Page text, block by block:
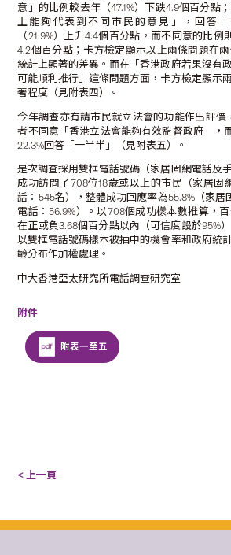
意」的比例較去年（47.1%）下跌4.9個百分點
上能夠代表到不同市民的意見」，回答
（21.9%）上升4.4個百分點，而不同意的比例
4.2個百分點；卡方檢定顯示以上兩條問題在
統計上顯著的差異。而在「香港政府若果沒有
可能順利推行」這條問題方面，卡方檢定顯示
著程度（見附表四）。
今年調查亦有請市民就立法會的功能作出評價
者不同意「香港立法會能夠有效監督政府」，
22.3%回答「一半半」（見附表五）。
是次調查採用雙框電話號碼（家居固網電話及
成功訪問了708位18歲或以上的市民（家居固
話：545名），整體成功回應率為55.8%（家居
電話：56.9%）。以708個成功樣本數推算，
在正或負3.68個百分點以內（可信度設於95%
以雙框電話號碼樣本被抽中的機會率和政府統
齡分布作加權處理。
中大香港亞太研究所電話調查研究室
附件
附表一至五
< 上一頁